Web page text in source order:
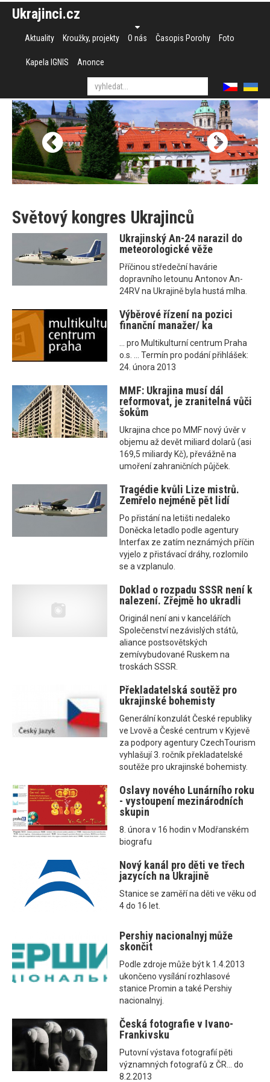
Ukrajinci.cz
Aktuality Kroužky, projekty O nás Časopis Porohy Foto
Kapela IGNIS Anonce
Světový kongres Ukrajinců
Ukrajinský An-24 narazil do
meteorologické věže
Příčinou středeční havárie
dopravního letounu Antonov An-
24RV na Ukrajině byla hustá mlha.
Výběrové řízení na pozici
finanční manažer/ ka
... pro Multikulturní centrum Praha
o.s. ... Termín pro podání přihlášek:
24. února 2013
MMF: Ukrajina musí dál
reformovat, je zranitelná vůči
šokům
Ukrajina chce po MMF nový úvěr v
objemu až devět miliard dolarů (asi
169,5 miliardy Kč), převážně na
umoření zahraničních půjček.
Tragédie kvůli Lize mistrů.
Zemřelo nejméně pět lidí
Po přistání na letišti nedaleko
Doněcka letadlo podle agentury
Interfax ze zatím neznámých příčin
vyjelo z přistávací dráhy, rozlomilo
se a vzplanulo.
Doklad o rozpadu SSSR není k
nalezení. Zřejmě ho ukradli
Originál není ani v kancelářích
Společenství nezávislých států,
aliance postsovětských
zemívybudované Ruskem na
troskách SSSR.
Překladatelská soutěž pro
ukrajinské bohemisty
Generální konzulát České republiky
ve Lvově a České centrum v Kyjevě
za podpory agentury CzechTourism
vyhlašují 3. ročník překladatelské
soutěže pro ukrajinské bohemisty.
Oslavy nového Lunárního roku
- vystoupení mezinárodních
skupin
8. února v 16 hodin v Modřanském
biografu
Nový kanál pro děti ve třech
jazycích na Ukrajině
Stanice se zaměří na děti ve věku od
4 do 16 let.
Pershiy nacionalnyj může
skončit
Podle zdroje může být k 1.4.2013
ukončeno vysílání rozhlasové
stanice Promin a také Pershiy
nacionalnyj.
Česká fotografie v Ivano-
Frankivsku
Putovní výstava fotografií pěti
významných fotografů z ČR... do
8.2.2013